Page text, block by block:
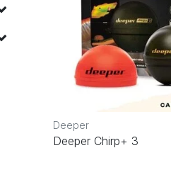
Deeper
Deeper Chirp+ 3